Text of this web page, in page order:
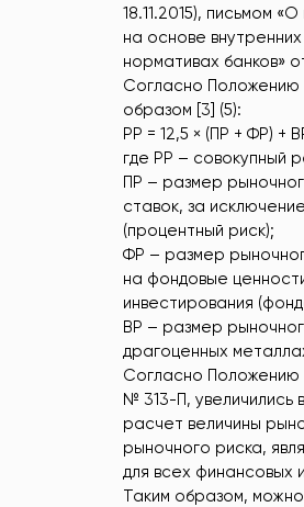
18.11.2015), письмом
на основе
нормативах банков»
Согласно Положению
образом [3] (5):
РР = 12,5 × (ПР + ФР) +
где РР – совокупный
ПР – размер
ставок, за
(процентный риск);
ФР – размер
на фондовые
инвестирования
ВР – размер
драгоценных
Согласно Положению
№ 313-П,
расчет величины
рыночного риска,
для всех финансовых
Таким образом,